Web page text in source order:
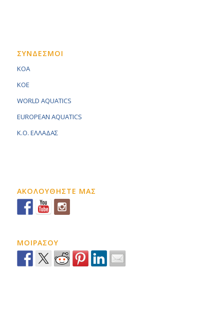
ΣΥΝΔΕΣΜΟΙ
KOA
KOE
WORLD AQUATICS
EUROPEAN AQUATICS
K.O. ΕΛΛΑΔΑΣ
ΑΚΟΛΟΥΘΗΣΤΕ ΜΑΣ
ΜΟΙΡΑΣΟΥ